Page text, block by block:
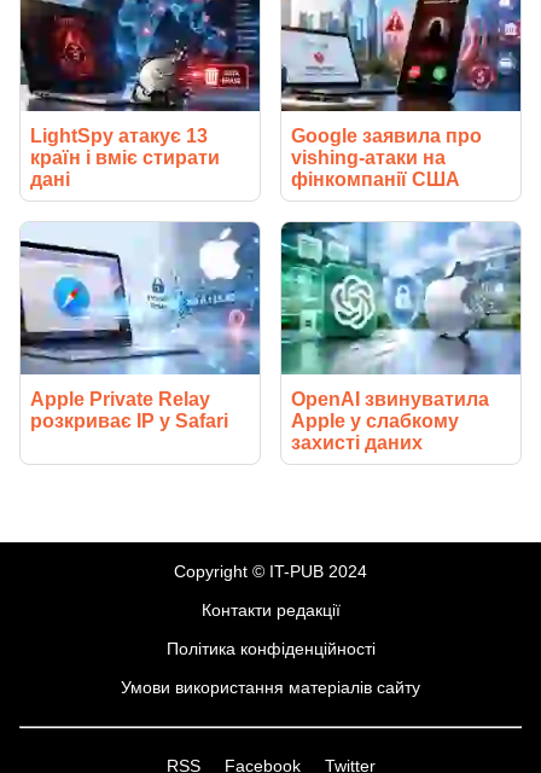
LightSpy атакує 13
країн і вміє стирати
дані
Google заявила про
vishing-атаки на
фінкомпанії США
Apple Private Relay
розкриває IP у Safari
OpenAI звинуватила
Apple у слабкому
захисті даних
Copyright © IT-PUB 2024
Контакти редакції
Політика конфіденційності
Умови використання матеріалів сайту
RSS Facebook Twitter